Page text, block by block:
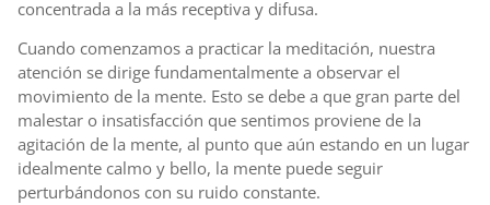
concentrada a la más receptiva y difusa.
Cuando comenzamos a practicar la meditación, nuestra
atención se dirige fundamentalmente a observar el
movimiento de la mente. Esto se debe a que gran parte del
malestar o insatisfacción que sentimos proviene de la
agitación de la mente, al punto que aún estando en un lugar
idealmente calmo y bello, la mente puede seguir
perturbándonos con su ruido constante.